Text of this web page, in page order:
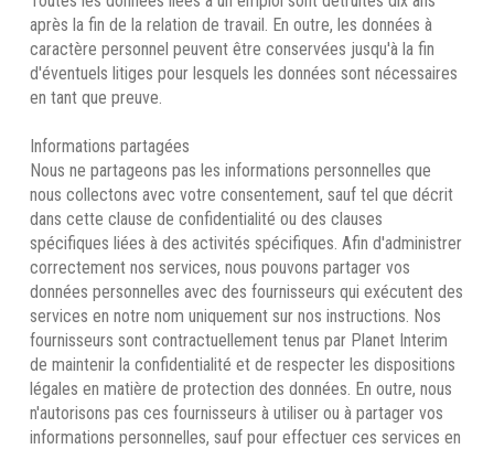
après la fin de la relation de travail. En outre, les données à
caractère personnel peuvent être conservées jusqu'à la fin
d'éventuels litiges pour lesquels les données sont nécessaires
en tant que preuve.
Informations partagées
Nous ne partageons pas les informations personnelles que
nous collectons avec votre consentement, sauf tel que décrit
dans cette clause de confidentialité ou des clauses
spécifiques liées à des activités spécifiques. Afin d'administrer
correctement nos services, nous pouvons partager vos
données personnelles avec des fournisseurs qui exécutent des
services en notre nom uniquement sur nos instructions. Nos
fournisseurs sont contractuellement tenus par Planet Interim
de maintenir la confidentialité et de respecter les dispositions
légales en matière de protection des données. En outre, nous
n'autorisons pas ces fournisseurs à utiliser ou à partager vos
informations personnelles, sauf pour effectuer ces services en